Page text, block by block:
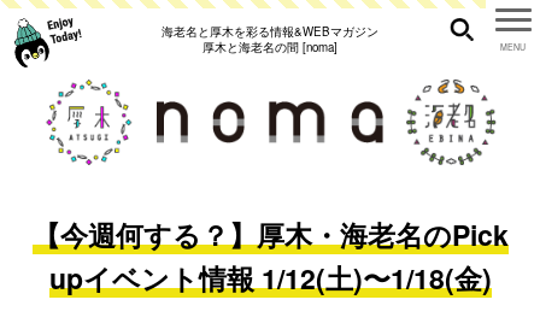
海老名と厚木を彩る情報&WEBマガジン
厚木と海老名の間 [noma]
【今週何する？】厚木・海老名のPick
upイベント情報 1/12(土)〜1/18(金)